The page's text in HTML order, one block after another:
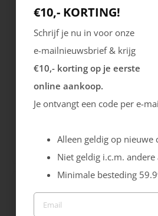
€10,- KORTING!
Schrijf je nu in voor onze
e-mailnieuwsbrief & krijg
€10,- korting op je eerste
online aankoop.
Je ontvangt een code per e-
Alleen geldig op nieuwe
Niet geldig i.c.m. andere
Minimale besteding